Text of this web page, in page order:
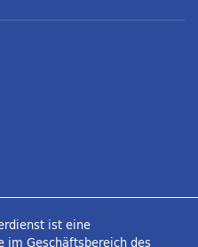
ist eine
im Geschäftsbereich des